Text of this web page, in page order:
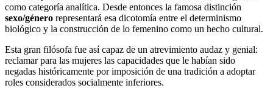
como categoría analítica. Desde entonces la famosa distinción
sexo/género representará esa dicotomía entre el determinismo
biológico y la construcción de lo femenino como un hecho cultural.
Esta gran filósofa fue así capaz de un atrevimiento audaz y genial:
reclamar para las mujeres las capacidades que le habían sido
negadas históricamente por imposición de una tradición a adoptar
roles considerados socialmente inferiores.